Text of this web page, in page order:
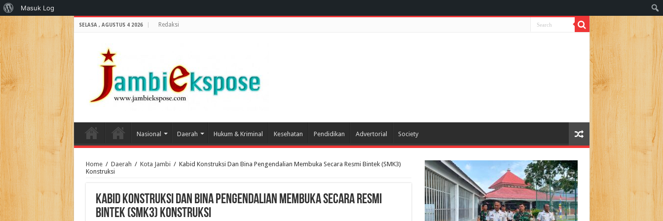
SELASA , AGUSTUS 4 2026 Redaksi
Nasional Daerah Hukum & Kriminal Kesehatan Pendidikan Advertorial Society
Home / Daerah / Kota Jambi / Kabid Konstruksi Dan Bina Pengendalian Membuka Secara Resmi Bintek (SMK3)
Konstruksi
Kabid Konstruksi Dan Bina Pengendalian Membuka Secara Resmi
Bintek (SMK3) Konstruksi
Tentang
WordPress
Masuk Log